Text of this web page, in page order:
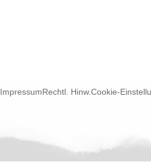
ImpressumRechtl. Hinw.Cookie-